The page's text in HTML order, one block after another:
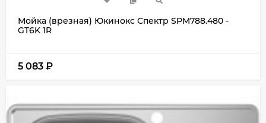
Мойка (врезная) Юкинокс Спектр SPM788.480 -
GT6K 1R
5 083 ₽